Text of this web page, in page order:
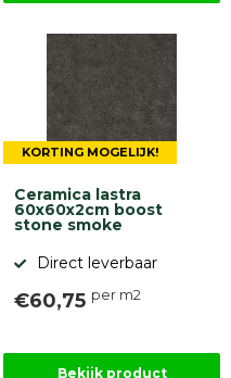
KORTING MOGELIJK!
Ceramica lastra
60x60x2cm boost
stone smoke
Direct leverbaar
€60,75 per m2
Bekijk product